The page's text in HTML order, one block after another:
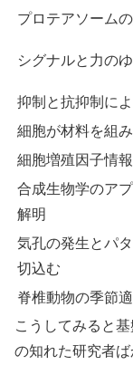
プロテアソーム
シグナルと力の
抑制と抗抑制に
細胞が材料を組
細胞増殖因子情
合成生物学のア
解明
気孔の発生とパ
切込む
脊椎動物の季節
こうしてみると
の知れた研究者